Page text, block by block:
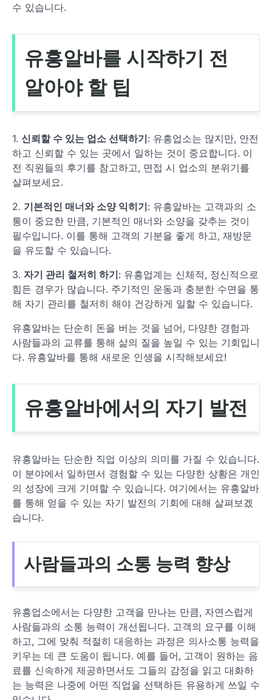
수 있습니다.
유흥알바를 시작하기 전
알아야 할 팁
1. 신뢰할 수 있는 업소 선택하기: 유흥업소는 많지만, 안전
하고 신뢰할 수 있는 곳에서 일하는 것이 중요합니다. 이
전 직원들의 후기를 참고하고, 면접 시 업소의 분위기를
살펴보세요.
2. 기본적인 매너와 소양 익히기: 유흥알바는 고객과의 소
통이 중요한 만큼, 기본적인 매너와 소양을 갖추는 것이
필수입니다. 이를 통해 고객의 기분을 좋게 하고, 재방문
을 유도할 수 있습니다.
3. 자기 관리 철저히 하기: 유흥업계는 신체적, 정신적으로
힘든 경우가 많습니다. 주기적인 운동과 충분한 수면을 통
해 자기 관리를 철저히 해야 건강하게 일할 수 있습니다.
유흥알바는 단순히 돈을 버는 것을 넘어, 다양한 경험과
사람들과의 교류를 통해 삶의 질을 높일 수 있는 기회입니
다. 유흥알바를 통해 새로운 인생을 시작해보세요!
유흥알바에서의 자기 발전
유흥알바는 단순한 직업 이상의 의미를 가질 수 있습니다.
이 분야에서 일하면서 경험할 수 있는 다양한 상황은 개인
의 성장에 크게 기여할 수 있습니다. 여기에서는 유흥알바
를 통해 얻을 수 있는 자기 발전의 기회에 대해 살펴보겠
습니다.
사람들과의 소통 능력 향상
유흥업소에서는 다양한 고객을 만나는 만큼, 자연스럽게
사람들과의 소통 능력이 개선됩니다. 고객의 요구를 이해
하고, 그에 맞춰 적절히 대응하는 과정은 의사소통 능력을
키우는 데 큰 도움이 됩니다. 예를 들어, 고객이 원하는 음
료를 신속하게 제공하면서도 그들의 감정을 읽고 대화하
는 능력은 나중에 어떤 직업을 선택하든 유용하게 쓰일 수